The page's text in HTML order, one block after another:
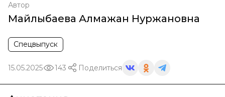
Автор
Майлыбаева Алмажан Нуржановна
Спецвыпуск
15.05.2025 143 Поделиться